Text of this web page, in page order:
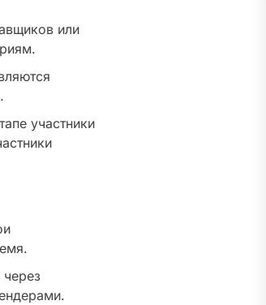
или
участники